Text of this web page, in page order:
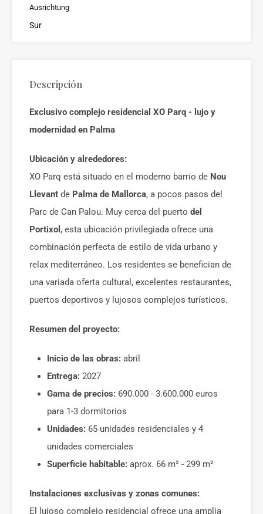
Ausrichtung
Sur
Descripción
Exclusivo complejo residencial XO Parq - lujo y
modernidad en Palma
Ubicación y alrededores:
XO Parq está situado en el moderno barrio de Nou
Llevant de Palma de Mallorca, a pocos pasos del
Parc de Can Palou. Muy cerca del puerto del
Portixol , esta ubicación privilegiada ofrece una
combinación perfecta de estilo de vida urbano y
relax mediterráneo. Los residentes se benefician de
una variada oferta cultural, excelentes restaurantes,
puertos deportivos y lujosos complejos turísticos.
Resumen del proyecto:
Inicio de las obras: abril
Entrega: 2027
Gama de precios: 690.000 - 3.600.000 euros
para 1-3 dormitorios
Unidades: 65 unidades residenciales y 4
unidades comerciales
Superficie habitable: aprox. 66 m² - 299 m²
Instalaciones exclusivas y zonas comunes:
El lujoso complejo residencial ofrece una amplia